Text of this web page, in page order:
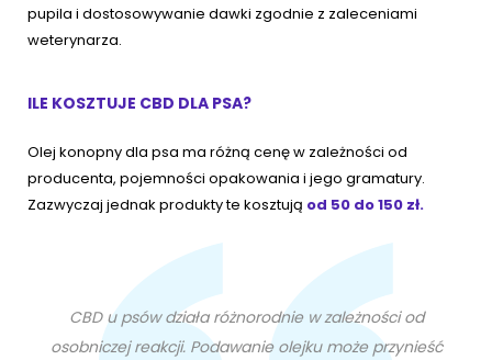
pupila i dostosowywanie dawki zgodnie z zaleceniami
weterynarza.
ILE KOSZTUJE CBD DLA PSA?
Olej konopny dla psa ma różną cenę w zależności od
producenta, pojemności opakowania i jego gramatury.
Zazwyczaj jednak produkty te kosztują od 50 do 150 zł.
CBD u psów działa różnorodnie w zależności od
osobniczej reakcji. Podawanie olejku może przynieść